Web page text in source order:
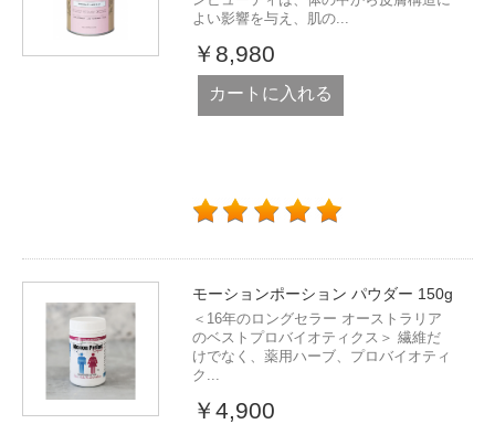
よい影響を与え、肌の...
￥8,980
カートに入れる
モーションポーション パウダー 150g
＜16年のロングセラー オーストラリア
のベストプロバイオティクス＞ 繊維だ
けでなく、薬用ハーブ、プロバイオティ
ク...
￥4,900